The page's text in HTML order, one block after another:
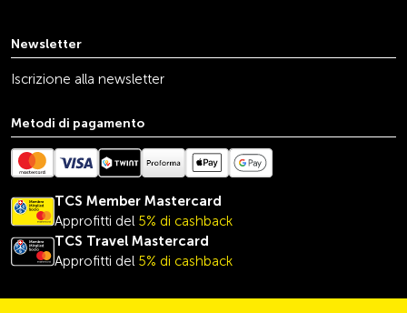
Newsletter
Iscrizione alla newsletter
Metodi di pagamento
TCS Member Mastercard
Approfitti del 5% di cashback
TCS Travel Mastercard
Approfitti del 5% di cashback